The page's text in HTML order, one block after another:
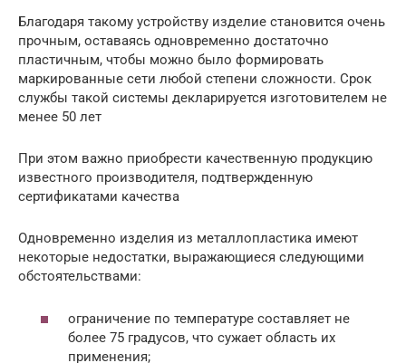
Благодаря такому устройству изделие становится очень
прочным, оставаясь одновременно достаточно
пластичным, чтобы можно было формировать
маркированные сети любой степени сложности. Срок
службы такой системы декларируется изготовителем не
менее 50 лет
При этом важно приобрести качественную продукцию
известного производителя, подтвержденную
сертификатами качества
Одновременно изделия из металлопластика имеют
некоторые недостатки, выражающиеся следующими
обстоятельствами:
ограничение по температуре составляет не
более 75 градусов, что сужает область их
применения;